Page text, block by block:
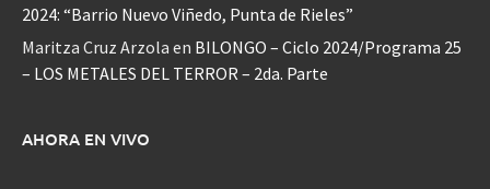
2024: “Barrio Nuevo Viñedo, Punta de Rieles”
Maritza Cruz Arzola en BILONGO – Ciclo 2024/Programa 25
– LOS METALES DEL TERROR – 2da. Parte
AHORA EN VIVO